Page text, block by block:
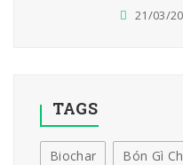
21/03/
TAGS
Biochar Bón Gì